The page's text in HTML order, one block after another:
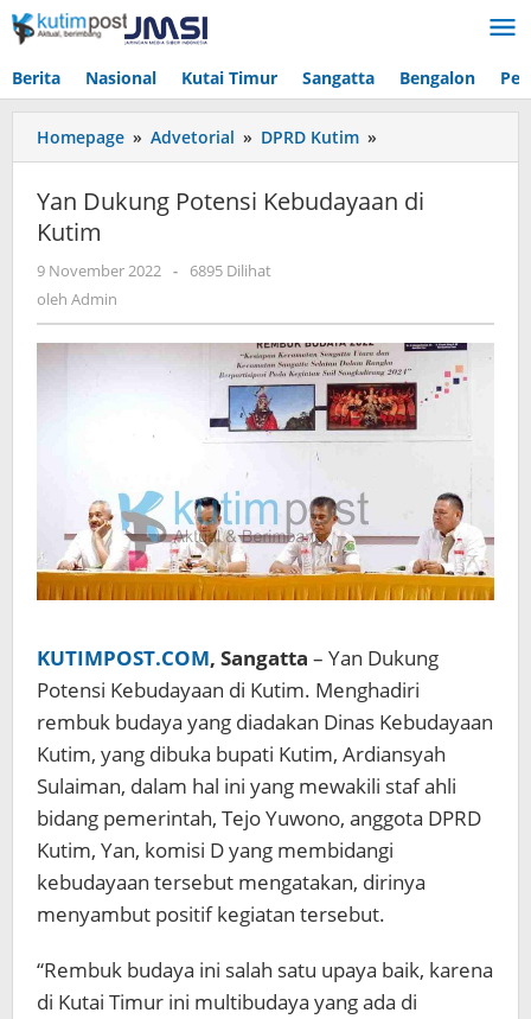
Lewati
ke
Berita Nasional Kutai Timur Sangatta Bengalon
Homepage » Advetorial » DPRD Kutim »
Dukung
Kebudayaan
Yan Dukung Potensi Kebudayaan di
Kutim
9 November 2022 oleh
-
6895 Dilihat
oleh Admin
KUTIMPOST.COM, Sangatta – Yan Dukung
Potensi Kebudayaan di Kutim. Menghadiri
rembuk budaya yang diadakan Dinas Kebudayaan
Kutim, yang dibuka bupati Kutim, Ardiansyah
Sulaiman, dalam hal ini yang mewakili staf ahli
bidang pemerintah, Tejo Yuwono, anggota DPRD
Kutim, Yan, komisi D yang membidangi
kebudayaan tersebut mengatakan, dirinya
menyambut positif kegiatan tersebut.
“Rembuk budaya ini salah satu upaya baik, karena
di Kutai Timur ini multibudaya yang ada di